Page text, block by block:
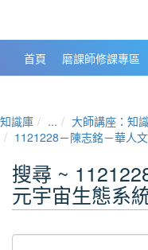
首頁 磨課師修課專區
知識庫 ...
大師講座：知
1121228－陳志銘－華人
搜尋 ~
元宇宙生態系